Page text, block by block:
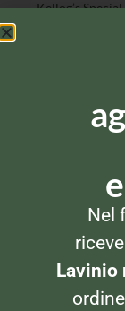
Kellog’s
CEREALI
Kellogg’s All-
Morning
Nel
Lavinio